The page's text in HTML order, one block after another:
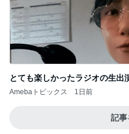
とても楽しかったラジオの生出
Amebaトピックス 1日前
記事